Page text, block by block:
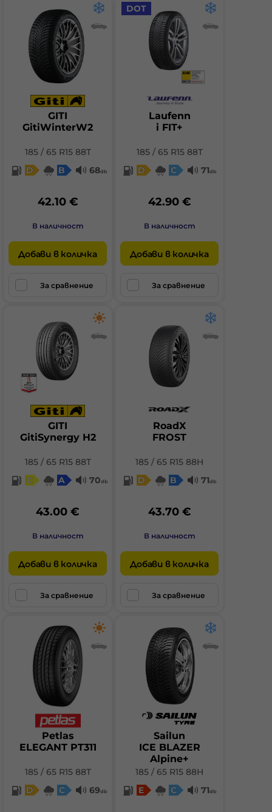
GITI
GitiWinterW2
185 / 65 R15 88T
D
B 68db
42.10 €
В наличност
Добави в количка
За сравнение
Laufenn
i FIT+
185 / 65 R15 88T
D
C 71db
42.90 €
DOT
В наличност
Добави в количка
За сравнение
GITI
GitiSynergy H2
185 / 65 R15 88T
C
A 70db
43.00 €
В наличност
Добави в количка
За сравнение
RoadX
FROST
185 / 65 R15 88H
D
B 71db
43.70 €
В наличност
Добави в количка
За сравнение
Petlas
ELEGANT PT311
185 / 65 R15 88T
D
C 69db
Sailun
ICE BLAZER
Alpine+
185 / 65 R15 88H
E
C 71db